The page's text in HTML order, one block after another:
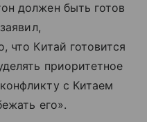
должен быть готов
что Китай готовится
приоритетное
с Китаем
его».